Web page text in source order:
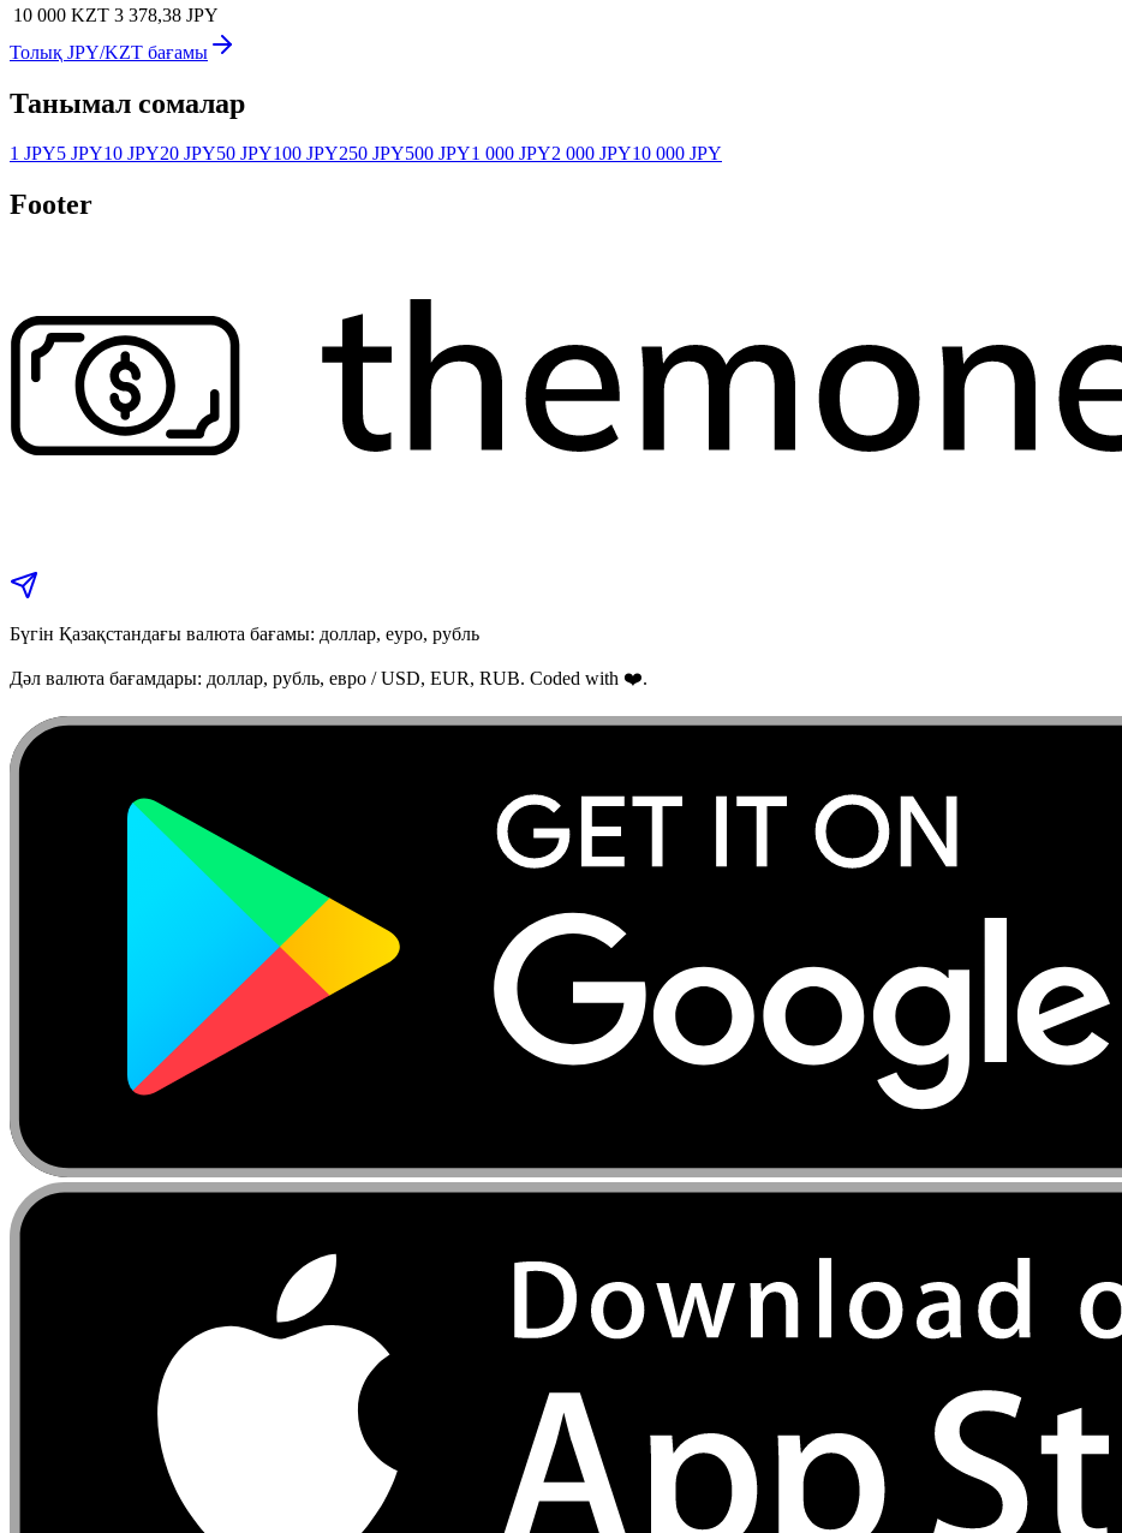
10 000 KZT 3 378,38 JPY
Толық JPY/KZT бағамы
Танымал сомалар
1 JPY5 JPY10 JPY20 JPY50 JPY100 JPY250 JPY500 JPY1 000 JPY2 000 JPY10 000 JPY
Footer
Бүгін Қазақстандағы валюта бағамы: доллар, еуро, рубль
Дәл валюта бағамдары: доллар, рубль, евро / USD, EUR, RUB. Coded with ❤️.